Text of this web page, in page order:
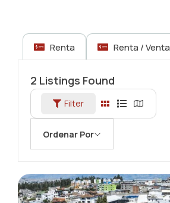
Renta Renta / Venta
2 Listings Found
Filter
Ordenar Por